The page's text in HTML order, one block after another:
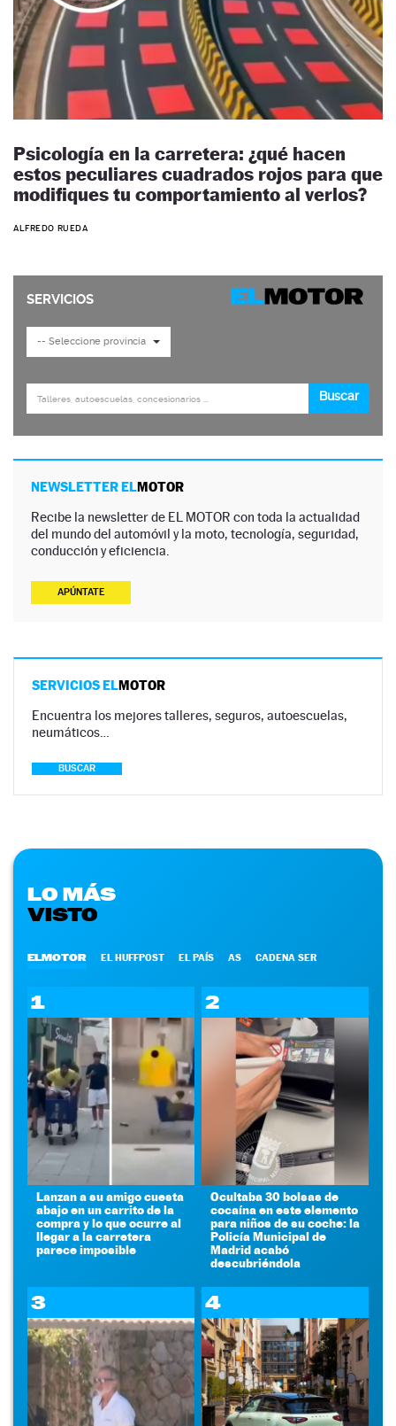
Psicología en la carretera: ¿qué hacen
estos peculiares cuadrados rojos para que
modifiques tu comportamiento al verlos?
ALFREDO RUEDA
NEWSLETTER ELMOTOR
Recibe la newsletter de EL MOTOR con toda la actualidad
del mundo del automóvil y la moto, tecnología, seguridad,
conducción y eficiencia.
APÚNTATE
SERVICIOS ELMOTOR
Encuentra los mejores talleres, seguros, autoescuelas,
neumáticos…
BUSCAR
LO MÁS
VISTO
ELMOTOR EL HUFFPOST EL PAÍS AS CADENA SER
1
Lanzan a su amigo cuesta
abajo en un carrito de la
compra y lo que ocurre al
llegar a la carretera
parece imposible
2
Ocultaba 30 bolsas de
cocaína en este elemento
para niños de su coche: la
Policía Municipal de
Madrid acabó
descubriéndola
3 4